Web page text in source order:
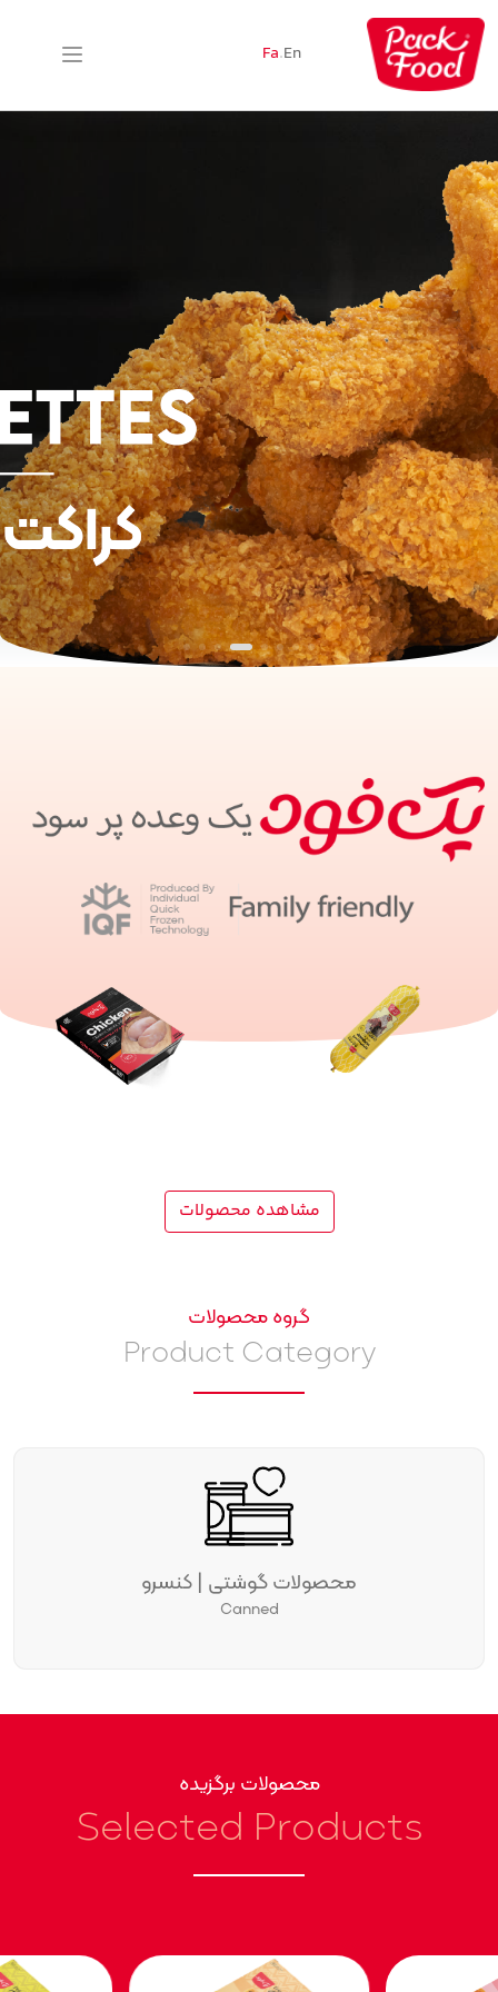
En
.
Fa
مشاهده محصولات
گروه محصولات
Product Category
محصولات گوشتی | گریل شده
Grilled
محصولات برگزیده
Selected Products